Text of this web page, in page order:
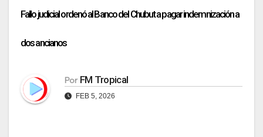
Fallo judicial ordenó al Banco del Chubut a pagar indemnización a
dos ancianos
Por FM Tropical
FEB 5, 2026